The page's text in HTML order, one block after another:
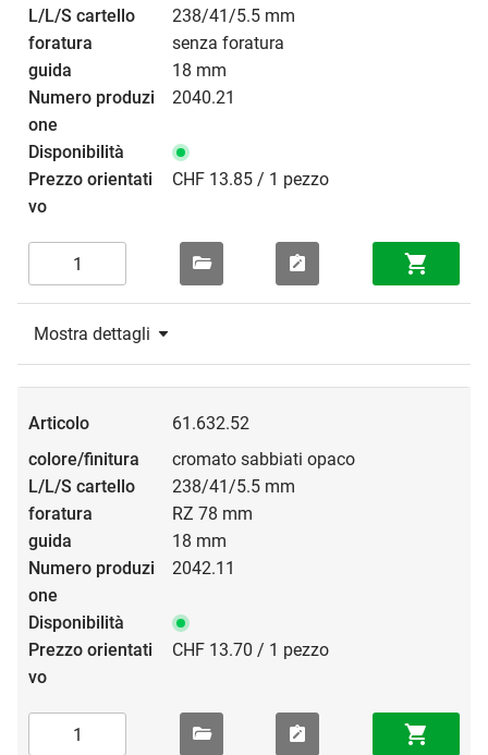
238/41/5.5 mm
senza foratura
18 mm
2040.21
CHF 13.85 / 1 pezzo
Mostra dettagli
61.632.52
cromato sabbiati opaco
238/41/5.5 mm
RZ 78 mm
18 mm
2042.11
CHF 13.70 / 1 pezzo